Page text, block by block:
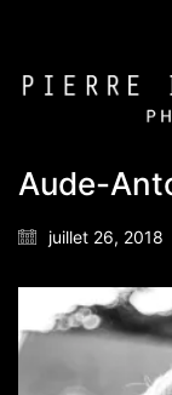
Aude-
juillet 26, 2018